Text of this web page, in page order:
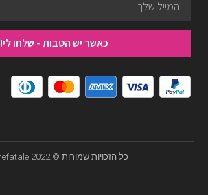
כאשר יש הטבות - שלחו לי!
כל הזכויות שמורות © femmefatale 2022